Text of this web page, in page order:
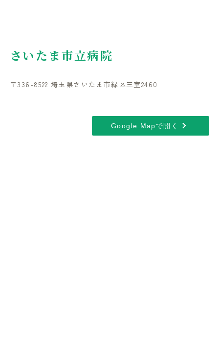
さいたま市立病院
〒336-8522 埼玉県さいたま市緑区三室2460
Google Mapで開く chevron_right